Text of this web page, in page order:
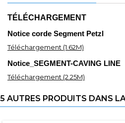
TÉLÉCHARGEMENT
Notice corde Segment Petzl
Téléchargement (1.62M)
Notice_SEGMENT-CAVING LINE
Téléchargement (2.25M)
5 AUTRES PRODUITS DANS